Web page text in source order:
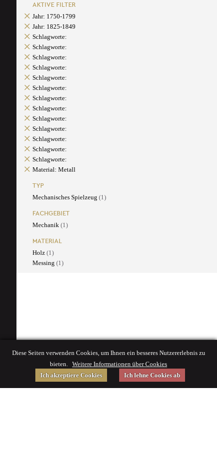
AKTIVE FILTER
Jahr: 1750-1799
Jahr: 1825-1849
Schlagworte:
Schlagworte:
Schlagworte:
Schlagworte:
Schlagworte:
Schlagworte:
Schlagworte:
Schlagworte:
Schlagworte:
Schlagworte:
Schlagworte:
Schlagworte:
Schlagworte:
Material: Metall
TYP
Mechanisches Spielzeug (1)
FACHGEBIET
Mechanik (1)
MATERIAL
Holz (1)
Messing (1)
Diese Seiten verwenden Cookies, um Ihnen ein besseres Nutzererlebnis zu
bieten. Weitere Informationen über Cookies
Ich akzeptiere Cookies
Ich lehne Cookies ab